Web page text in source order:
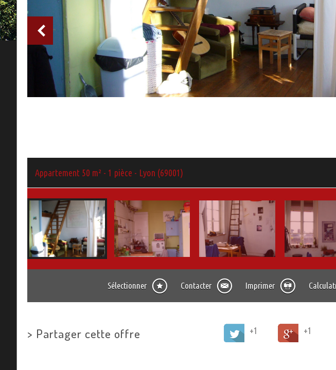
Appartement 50 m² - 1 pièce - Lyon (69001)
Sélectionner Contacter Imprimer
> Partager cette offre +1 +1